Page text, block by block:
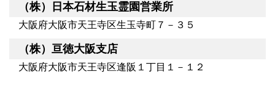
（株）日本石材生玉霊園営業所
大阪府大阪市天王寺区生玉寺町７－３５
（株）亘徳大阪支店
大阪府大阪市天王寺区逢阪１丁目１－１２